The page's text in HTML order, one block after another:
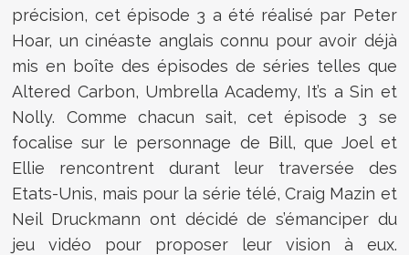
précision, cet épisode 3 a été réalisé par Peter
Hoar, un cinéaste anglais connu pour avoir déjà
mis en boîte des épisodes de séries telles que
Altered Carbon, Umbrella Academy, It’s a Sin et
Nolly. Comme chacun sait, cet épisode 3 se
focalise sur le personnage de Bill, que Joel et
Ellie rencontrent durant leur traversée des
Etats-Unis, mais pour la série télé, Craig Mazin et
Neil Druckmann ont décidé de s’émanciper du
jeu vidéo pour proposer leur vision à eux.